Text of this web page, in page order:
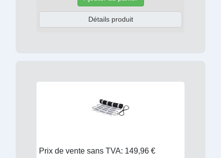
Détails produit
Prix de vente sans TVA: 149,96 €